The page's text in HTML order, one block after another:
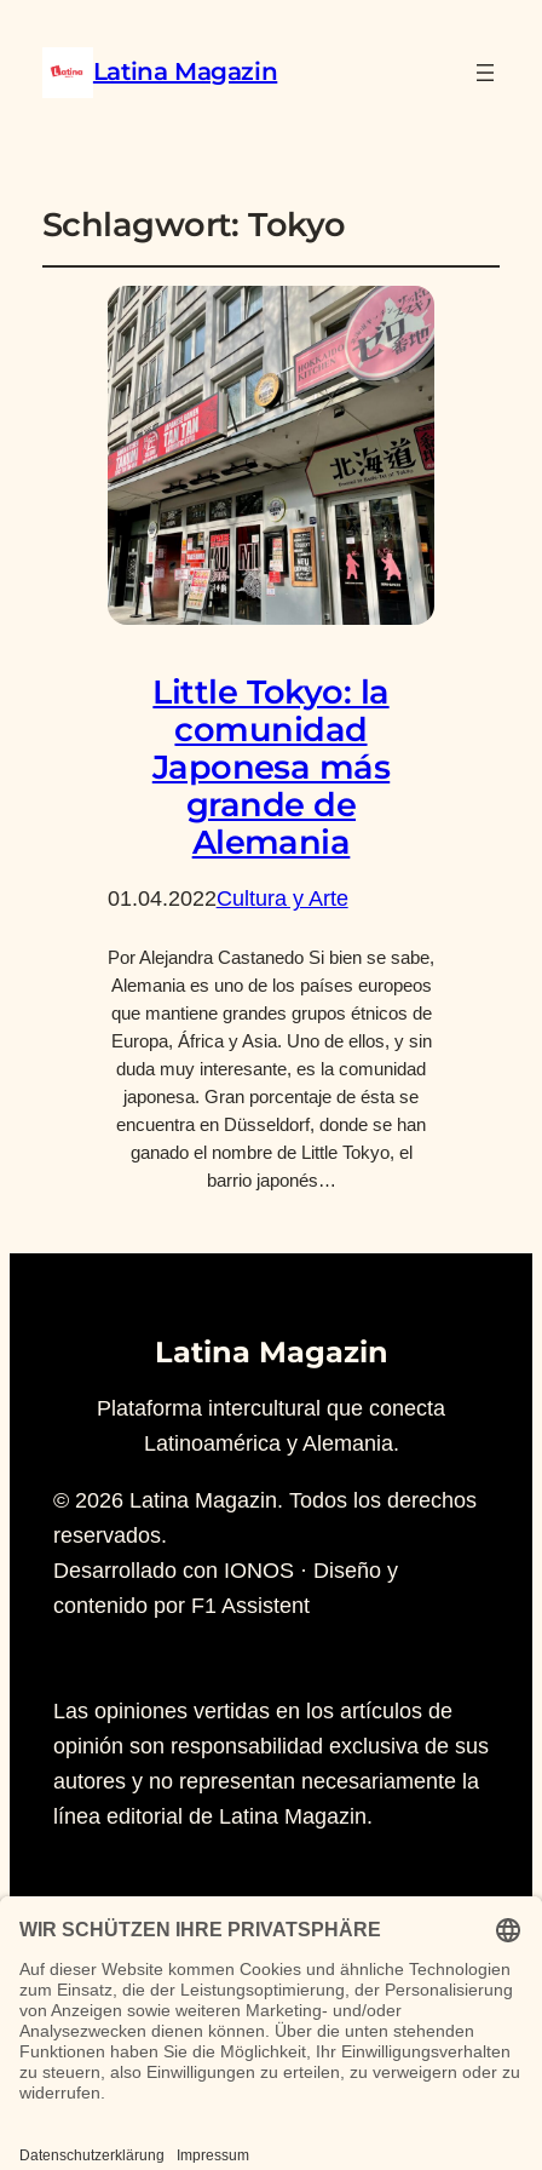
Latina Magazin
Schlagwort:Tokyo
Little Tokyo: la
comunidad
Japonesa más
grande de
Alemania
01.04.2022Cultura y Arte
Por Alejandra Castanedo Si bien se sabe,
Alemania es uno de los países europeos
que mantiene grandes grupos étnicos de
Europa, África y Asia. Uno de ellos, y sin
duda muy interesante, es la comunidad
japonesa. Gran porcentaje de ésta se
encuentra en Düsseldorf, donde se han
ganado el nombre de Little Tokyo, el
barrio japonés…
Latina Magazin
Plataforma intercultural que conecta
Latinoamérica y Alemania.
© 2026 Latina Magazin. Todos los derechos
reservados.
Desarrollado con IONOS · Diseño y
contenido por F1 Assistent
Las opiniones vertidas en los artículos de
opinión son responsabilidad exclusiva de sus
autores y no representan necesariamente la
línea editorial de Latina Magazin.
Páginas
Impressum
Políticas de privacidad
Políticas de Cookies